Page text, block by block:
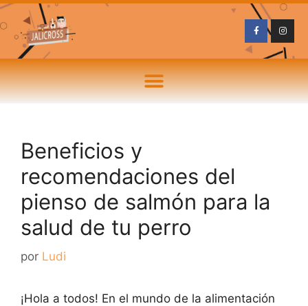
Beneficios y
recomendaciones del
pienso de salmón para la
salud de tu perro
por Ludi
¡Hola a todos! En el mundo de la alimentación